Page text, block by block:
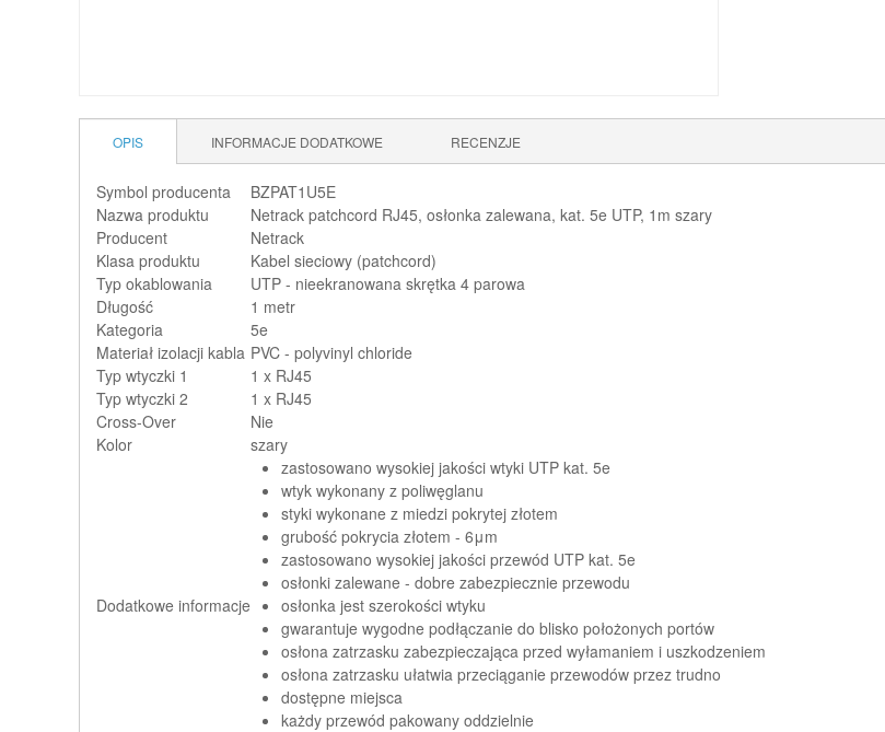
OPIS INFORMACJE DODATKOWE RECENZJE
Symbol producenta
BZPAT1U5E
Nazwa produktu
Netrack patchcord RJ45, osłonka zalewana, kat. 5e UTP, 1m szary
Producent
Netrack
Klasa produktu
Kabel sieciowy (patchcord)
Typ okablowania
UTP - nieekranowana skrętka 4 parowa
Długość
1 metr
Kategoria
5e
Materiał izolacji kabla PVC - polyvinyl chloride
Typ wtyczki 1
1 x RJ45
Typ wtyczki 2
1 x RJ45
Cross-Over
Nie
Kolor
szary
Dodatkowe informacje
zastosowano wysokiej jakości wtyki UTP kat. 5e
wtyk wykonany z poliwęglanu
styki wykonane z miedzi pokrytej złotem
grubość pokrycia złotem - 6μm
zastosowano wysokiej jakości przewód UTP kat. 5e
osłonki zalewane - dobre zabezpiecznie przewodu
osłonka jest szerokości wtyku
gwarantuje wygodne podłączanie do blisko położonych portów
osłona zatrzasku zabezpieczająca przed wyłamaniem i uszkodzeniem
osłona zatrzasku ułatwia przeciąganie przewodów przez trudno
dostępne miejsca
każdy przewód pakowany oddzielnie